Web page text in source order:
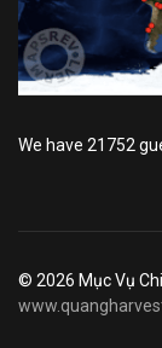
We have 21752
© 2026 Mục Vụ